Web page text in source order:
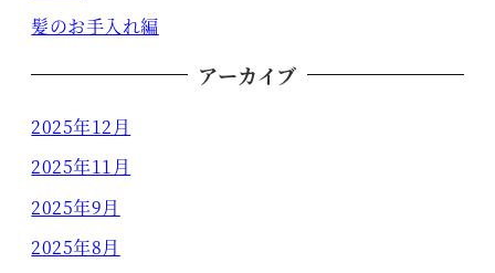
髪のお手入れ編
アーカイブ
2025年12月
2025年11月
2025年9月
2025年8月